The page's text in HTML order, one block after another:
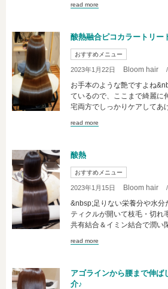
read more
酸熱融合ピコカラートリー
おすすめメニュー
2023年1月22日 Bloom hair /
お手本のような艶ですよね
ているので、ここまで綺麗に
宅両方でしっかりケアしてあ
read more
酸熱
おすすめメニュー
2023年1月15日 Bloom hair /
&nbsp;足りない栄養分や水分
ティクルが開いて枝毛・切れ
共有結合＆イミン結合で潤い
read more
アゴラインから腰まで伸ば
介♪